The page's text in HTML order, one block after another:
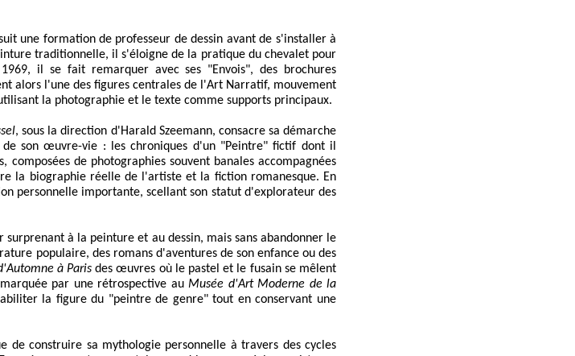
une formation de professeur de dessin avant de s'installer à
traditionnelle, il s'éloigne de la pratique du chevalet pour
il se fait remarquer avec ses "Envois", des brochures
alors l'une des figures centrales de l'Art Narratif, mouvement
la photographie et le texte comme supports principaux.
, sous la direction d'Harald Szeemann, consacre sa démarche
son œuvre-vie : les chroniques d'un "Peintre" fictif dont il
composées de photographies souvent banales accompagnées
la biographie réelle de l'artiste et la fiction romanesque. En
personnelle importante, scellant son statut d'explorateur des
à la peinture et au dessin, mais sans abandonner le
populaire, des romans d'aventures de son enfance ou des
à Paris des œuvres où le pastel et le fusain se mêlent
par une rétrospective au Musée d'Art Moderne de la
la figure du "peintre de genre" tout en conservant une
de construire sa mythologie personnelle à travers des cycles